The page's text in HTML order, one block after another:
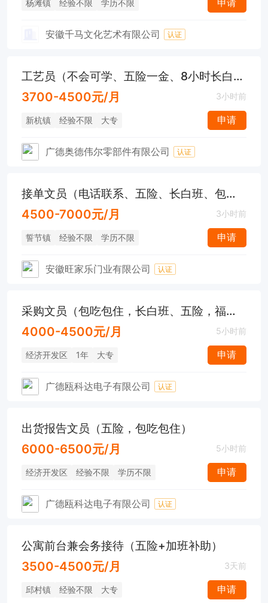
杨滩镇 经验不限 学历不限 申请
安徽千马文化艺术有限公司 认证
工艺员（不会可学、五险一金、8小时长白班、工作餐、节日福利）
3700-4500元/月 3小时前
新杭镇 经验不限 大专 申请
广德奥德伟尔零部件有限公司 认证
接单文员（电话联系、五险、长白班、包吃包住）
4500-7000元/月 3小时前
誓节镇 经验不限 学历不限 申请
安徽旺家乐门业有限公司 认证
采购文员（包吃包住，长白班、五险，福利待遇好）
4000-4500元/月 5小时前
经济开发区 1年 大专 申请
广德瓯科达电子有限公司 认证
出货报告文员（五险，包吃包住）
6000-6500元/月 5小时前
经济开发区 经验不限 学历不限 申请
广德瓯科达电子有限公司 认证
公寓前台兼会务接待（五险+加班补助）
3500-4500元/月 3天前
邱村镇 经验不限 大专 申请